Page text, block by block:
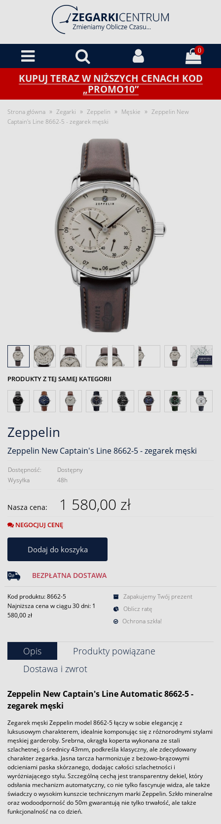
0
KUPUJ TERAZ W NIŻSZYCH CENACH KOD
„PROMO10”
Strona główna » Zegarki » Zeppelin » Męskie » Zeppelin New
Captain's Line 8662-5 - zegarek męski
PRODUKTY Z TEJ SAMEJ KATEGORII
Zeppelin
Zeppelin New Captain's Line 8662-5 - zegarek męski
Dostępność:
Dostępny
Wysyłka
48h
Nasza cena: 1 580,00 zł
NEGOCJUJ CENĘ
Dodaj do koszyka
BEZPŁATNA DOSTAWA
Kod produktu: 8662-5
Najniższa cena w ciągu 30 dni: 1
580,00 zł
Zapakujemy Twój prezent
Oblicz ratę
Ochrona szkła!
Opis
Produkty powiązane
Dostawa i zwrot
Zeppelin New Captain's Line Automatic 8662-5-
zegarek męski
Zegarek męski Zeppelin model 8662-5 łączy w sobie elegancję z
luksusowym charakterem, idealnie komponując się z różnorodnymi stylami
męskiej garderoby. Srebrna, okrągła koperta wykonana ze stali
szlachetnej, o średnicy 43mm, podkreśla klasyczny, ale zdecydowany
charakter zegarka. Jasna tarcza harmonizuje z beżowo-brązowymi
odcieniami paska skórzanego, dodając całości szlachetności i
wyróżniającego stylu. Szczególną cechą jest transparentny dekiel, który
odsłania mechanizm automatyczny, co nie tylko fascynuje widza, ale także
świadczy o wysokim kunszcie technicznym marki Zeppelin. Szkło mineralne
oraz wodoodporność do 50m gwarantują nie tylko trwałość, ale także
funkcjonalność na co dzień.